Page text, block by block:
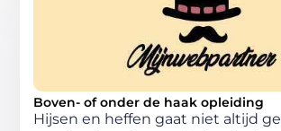
Boven- of onder de haak opleiding
Hijsen en heffen gaat niet altijd